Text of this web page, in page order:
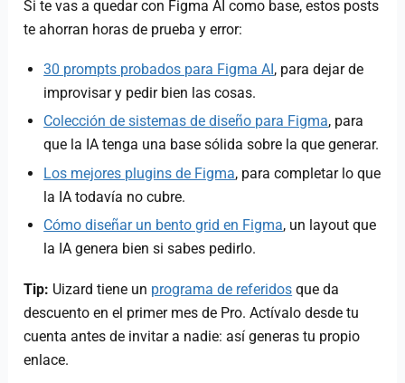
Si te vas a quedar con Figma AI como base, estos posts
te ahorran horas de prueba y error:
30 prompts probados para Figma AI, para dejar de
improvisar y pedir bien las cosas.
Colección de sistemas de diseño para Figma, para
que la IA tenga una base sólida sobre la que generar.
Los mejores plugins de Figma, para completar lo que
la IA todavía no cubre.
Cómo diseñar un bento grid en Figma, un layout que
la IA genera bien si sabes pedirlo.
Tip: Uizard tiene un programa de referidos que da
descuento en el primer mes de Pro. Actívalo desde tu
cuenta antes de invitar a nadie: así generas tu propio
enlace.